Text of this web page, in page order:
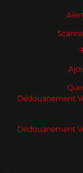
Dédouanement
Dédouanement